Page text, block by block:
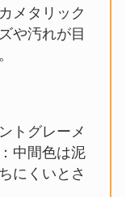
メタリック
や汚れが目
トグレーメ
中間色は泥
にくいとさ